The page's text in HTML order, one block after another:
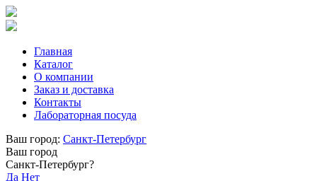
Главная
Каталог
О компании
Заказ и доставка
Контакты
Лабораторная посуда
Ваш город: Санкт-Петербург
Ваш город
Санкт-Петербург?
Да Нет